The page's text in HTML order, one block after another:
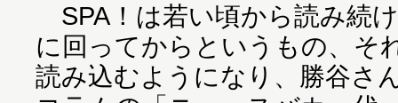
SPA！は若い頃から読み続
に回ってからというもの、そ
読み込むようになり、勝谷さ